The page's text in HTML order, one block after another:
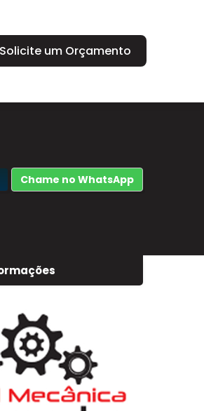
Solicite um Orçamento
Chame no WhatsApp